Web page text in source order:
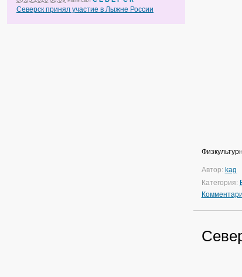
Северск принял участие в Лыжне России
Автор: kag
Категория: